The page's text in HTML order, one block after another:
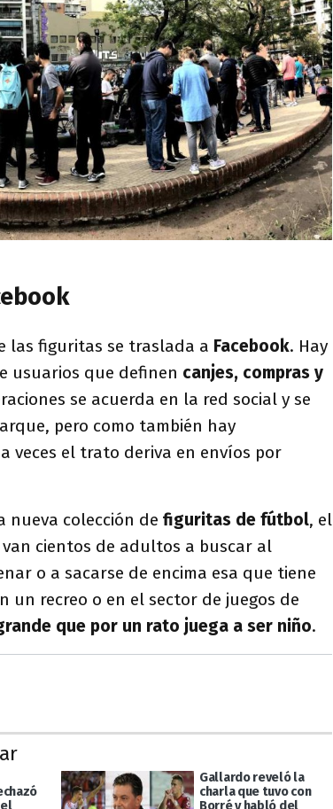
las figuritas se traslada a Facebook. Hay
usuarios que definen canjes, compras y
se acuerda en la red social y se
pero como también hay
veces el trato deriva en envíos por
nueva colección de figuritas de fútbol, el
cientos de adultos a buscar al
o a sacarse de encima esa que tiene
un recreo o en el sector de juegos de
que por un rato juega a ser niño.
el
Gallardo reveló la
charla que tuvo con
Borré y habló del